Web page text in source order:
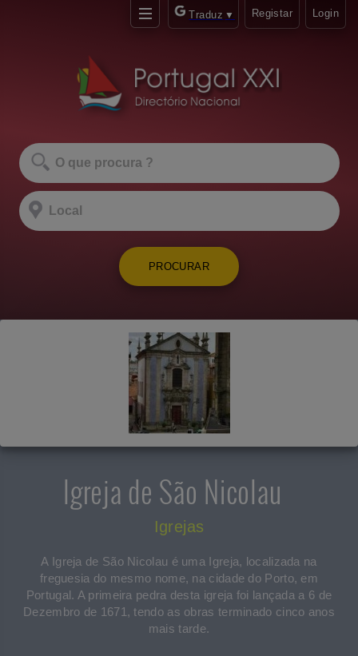
Traduz ▼ Registar Login
PROCURAR
Igreja de São Nicolau
Igrejas
A Igreja de São Nicolau é uma Igreja, localizada na
freguesia do mesmo nome, na cidade do Porto, em
Portugal. A primeira pedra desta igreja foi lançada a 6 de
Dezembro de 1671, tendo as obras terminado cinco anos
mais tarde.